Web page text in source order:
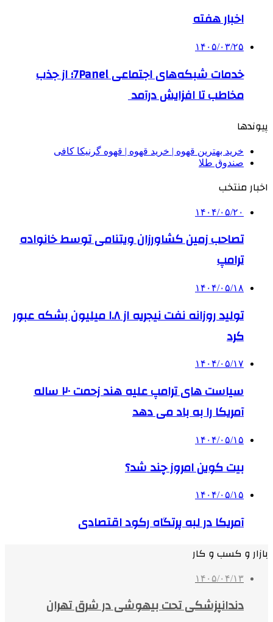
اخبار هفته
۱۴۰۵/۰۳/۲۵
خدمات شبکه‌های اجتماعی 7Panel؛ از جذب
مخاطب تا افزایش درآمد
پیوندها
خرید بهترین قهوه | خرید قهوه | قهوه گرنیکا کافی
صندوق طلا
اخبار منتخب
۱۴۰۴/۰۵/۲۰
تصاحب زمین کشاورزان ویتنامی توسط خانواده
ترامپ
۱۴۰۴/۰۵/۱۸
تولید روزانه نفت نیجریه از ۱.۸ میلیون بشکه عبور
کرد
۱۴۰۴/۰۵/۱۷
سیاست های ترامپ علیه هند زحمت ۲۰ ساله
آمریکا را به باد می دهد
۱۴۰۴/۰۵/۱۵
بیت کوین امروز چند شد؟
۱۴۰۴/۰۵/۱۵
آمریکا در لبه پرتگاه رکود اقتصادی
بازار و کسب و کار
۱۴۰۵/۰۴/۱۳
دندانپزشکی تحت بیهوشی در شرق تهران